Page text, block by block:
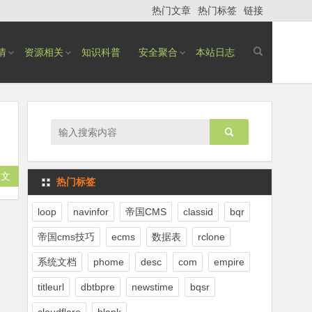
热门文章 热门标签 链接
资源相关 知识科普 安全聚合 本站日志
热门标签
loop navinfor 帝国CMS classid bqr
帝国cms技巧 ecms 数据表 rclone
系统文档 phome desc com empire
titleurl dbtbpre newstime bqsr